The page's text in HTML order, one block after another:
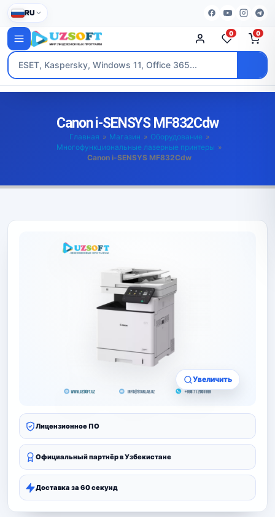
RU
0 0
Canon i-SENSYS MF832Cdw
Главная » Магазин » Оборудование »
Многофункциональные лазерные принтеры »
Canon i-SENSYS MF832Cdw
Увеличить
Лицензионное ПО
Официальный партнёр в Узбекистане
Доставка за 60 секунд